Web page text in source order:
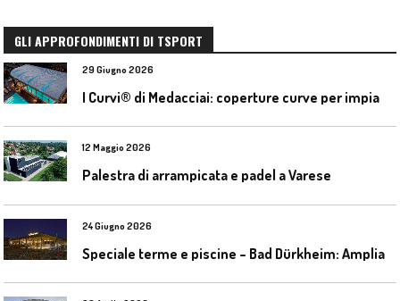
GLI APPROFONDIMENTI DI TSPORT
29 Giugno 2026
12 Maggio 2026
Palestra di arrampicata e padel a Varese
24 Giugno 2026